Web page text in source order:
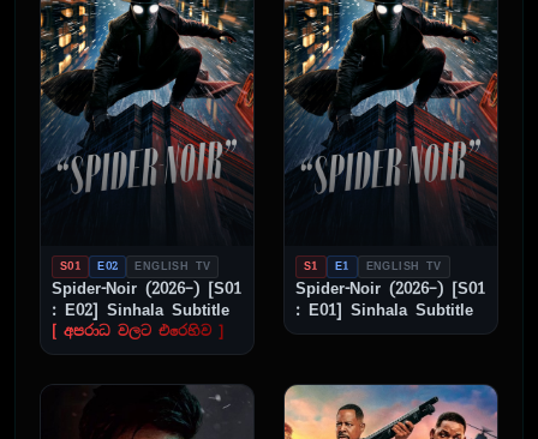
S01 E02 ENGLISH TV
Spider-Noir (2026–) [S01
: E02] Sinhala Subtitle
[ අපරාධ වලට එරෙහිව ]
S1 E1 ENGLISH TV
Spider-Noir (2026–) [S01
: E01] Sinhala Subtitle